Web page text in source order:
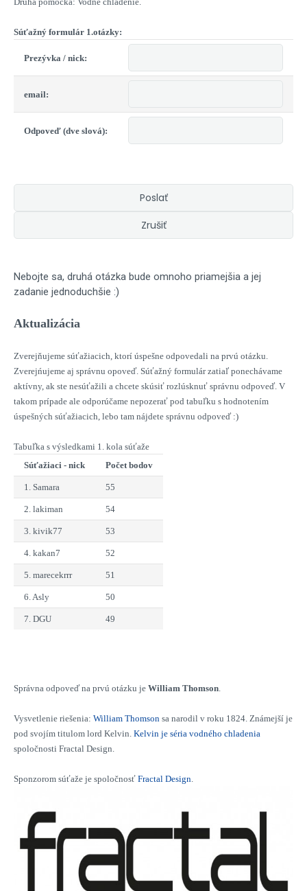
Súťažný formulár 1.otázky:
Prezývka / nick:
email:
Odpoveď (dve slová):
Nebojte sa, druhá otázka bude omnoho priamejšia a jej
zadanie jednoduchšie :)
Aktualizácia
Zverejňujeme súťažiacich, ktorí úspešne odpovedali na prvú otázku.
Zverejńujeme aj správnu opoveď. Súťažný formulár zatiaľ ponechávame
aktívny, ak ste nesúťažili a chcete skúsiť rozlúsknuť správnu odpoveď. V
takom prípade ale odporúčame nepozerať pod tabuľku s hodnotením
úspešných súťažiacich, lebo tam nájdete správnu odpoveď :)
Tabuľka s výsledkami 1. kola súťaže
Súťažiaci - nick
Počet bodov
1. Samara 55
2. lakiman 54
3. kivik77 53
4. kakan7 52
5. marecekrrr 51
6. Asly 50
7. DGU 49
Správna odpoveď na prvú otázku je William Thomson.
Vysvetlenie riešenia: William Thomson sa narodil v roku 1824. Známejší je
pod svojím titulom lord Kelvin. Kelvin je séria vodného chladenia
spoločnosti Fractal Design.
Sponzorom súťaže je spoločnosť Fractal Design.